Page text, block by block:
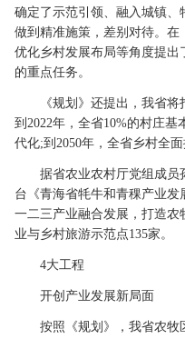
确定了示范引领、融入城镇、
做到精准施策，差别对待。在
优化乡村发展布局等角度提出
的重点任务。
《规划》还提出，我省将打
到2022年，全省10%的村庄
代化;到2050年，全省乡村全
据省农业农村厅党组成员孙
台《青海省牦牛和青稞产业
一二三产业融合发展，打造农
业与乡村旅游示范点135家。
4大工程
开创产业发展新局面
按照《规划》，我省农牧区